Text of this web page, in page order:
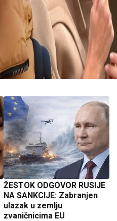
ŽESTOK ODGOVOR RUSIJE
NA SANKCIJE: Zabranjen
ulazak u zemlju
zvaničnicima EU